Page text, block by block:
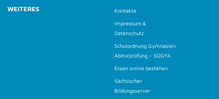
WEITERES
Kontakte
Impressum &
Datenschutz
Schulordnung Gymnasien
Abiturprüfung – SOGYA
Essen online bestellen
Sächsischer
Bildungsserver